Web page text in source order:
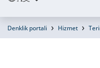
Denklik portali Hizmet